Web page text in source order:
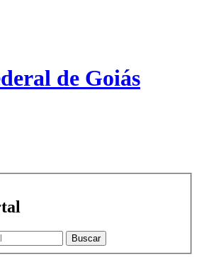
de Goiás
Buscar